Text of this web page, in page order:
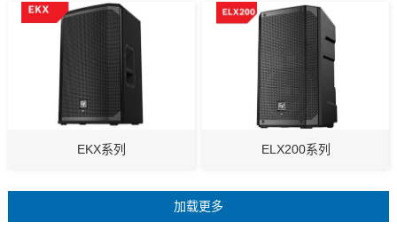
EKX系列 ELX200系列